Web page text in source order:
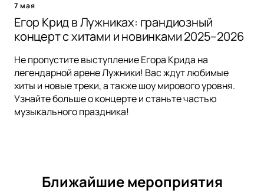
7 мая
Егор Крид в Лужниках: грандиозный
концерт с хитами и новинками 2025–2026
Не пропустите выступление Егора Крида на
легендарной арене Лужники! Вас ждут любимые
хиты и новые треки, а также шоу мирового уровня.
Узнайте больше о концерте и станьте частью
музыкального праздника!
Ближайшие мероприятия